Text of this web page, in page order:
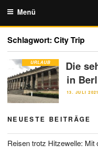
Inhalt
springen
Menü
Schlagwort: City Trip
URLAUB
Die
in
13. JULI 2021
NEUESTE BEITRÄGE
Reisen trotz Hitzewelle: